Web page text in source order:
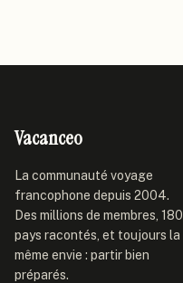
Vacanceo
La communauté voyage
francophone depuis 2004.
Des millions de membres, 180
pays racontés, et toujours la
même envie : partir bien
préparés.